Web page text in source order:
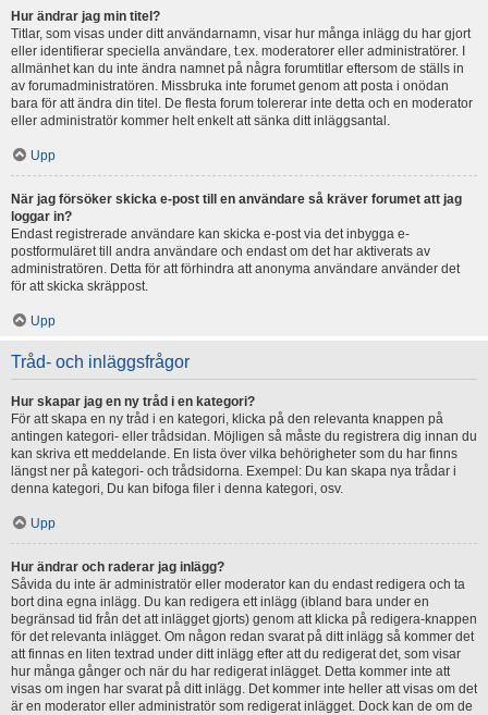
Hur ändrar jag min titel?
Titlar, som visas under ditt användarnamn, visar hur många inlägg du har gjort
eller identifierar speciella användare, t.ex. moderatorer eller administratörer. I
allmänhet kan du inte ändra namnet på några forumtitlar eftersom de ställs in
av forumadministratören. Missbruka inte forumet genom att posta i onödan
bara för att ändra din titel. De flesta forum tolererar inte detta och en moderator
eller administratör kommer helt enkelt att sänka ditt inläggsantal.
Upp
När jag försöker skicka e-post till en användare så kräver forumet att jag
loggar in?
Endast registrerade användare kan skicka e-post via det inbygga e-
postformuläret till andra användare och endast om det har aktiverats av
administratören. Detta för att förhindra att anonyma användare använder det
för att skicka skräppost.
Upp
Tråd- och inläggsfrågor
Hur skapar jag en ny tråd i en kategori?
För att skapa en ny tråd i en kategori, klicka på den relevanta knappen på
antingen kategori- eller trådsidan. Möjligen så måste du registrera dig innan du
kan skriva ett meddelande. En lista över vilka behörigheter som du har finns
längst ner på kategori- och trådsidorna. Exempel: Du kan skapa nya trådar i
denna kategori, Du kan bifoga filer i denna kategori, osv.
Upp
Hur ändrar och raderar jag inlägg?
Såvida du inte är administratör eller moderator kan du endast redigera och ta
bort dina egna inlägg. Du kan redigera ett inlägg (ibland bara under en
begränsad tid från det att inlägget gjorts) genom att klicka på redigera-knappen
för det relevanta inlägget. Om någon redan svarat på ditt inlägg så kommer det
att finnas en liten textrad under ditt inlägg efter att du redigerat det, som visar
hur många gånger och när du har redigerat inlägget. Detta kommer inte att
visas om ingen har svarat på ditt inlägg. Det kommer inte heller att visas om det
är en moderator eller administratör som redigerat inlägget. Dock kan de om de